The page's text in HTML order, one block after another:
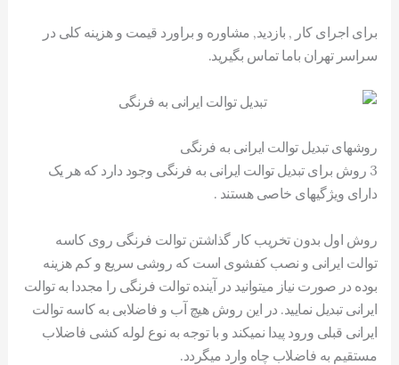
برای اجرای کار , بازدید, مشاوره و براورد قیمت و هزینه کلی در
سراسر تهران باما تماس بگیرید.
روشهای تبدیل توالت ایرانی به فرنگی
3 روش برای تبدیل توالت ایرانی به فرنگی وجود دارد که هر یک
دارای ویژگیهای خاصی هستند .
روش اول بدون تخریب کار گذاشتن توالت فرنگی روی کاسه
توالت ایرانی و نصب کفشوی است که روشی سریع و کم هزینه
بوده در صورت نیاز میتوانید در آینده توالت فرنگی را مجددا به توالت
ایرانی تبدیل نمایید. در این روش هیچ آب و فاضلابی به کاسه توالت
ایرانی قبلی ورود پیدا نمیکند و با توجه به نوع لوله کشی فاضلاب
مستقیم به فاضلاب چاه وارد میگردد.